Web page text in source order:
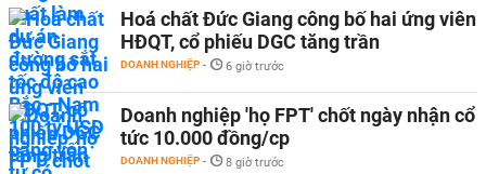
Hoá chất Đức Giang công bố hai ứng viên
HĐQT, cổ phiếu DGC tăng trần
DOANH NGHIỆP - 6 giờ trước
Doanh nghiệp 'họ FPT' chốt ngày nhận cổ
tức 10.000 đồng/cp
DOANH NGHIỆP - 8 giờ trước